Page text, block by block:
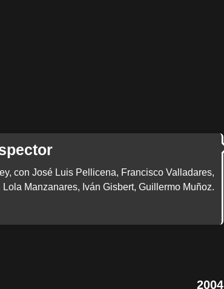
con José Luis Pellicena, Francisco Valladares,
Manzanares, Iván Gisbert, Guillermo Muñoz.
2004